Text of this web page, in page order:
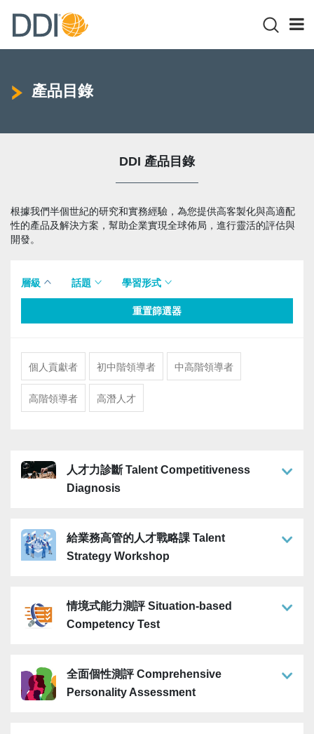
產品目錄
DDI 產品目錄
根據我們半個世紀的研究和實務經驗，為您提供高客製化與高適配
性的產品及解決方案，幫助企業實現全球佈局，進行靈活的評估與
開發。
層級 話題 學習形式
重置篩選器
個人貢獻者 初中階領導者 中高階領導者
高階領導者 高潛人才
人才力診斷 Talent Competitiveness
Diagnosis
給業務高管的人才戰略課 Talent
Strategy Workshop
情境式能力測評 Situation-based
Competency Test
全面個性測評 Comprehensive
Personality Assessment